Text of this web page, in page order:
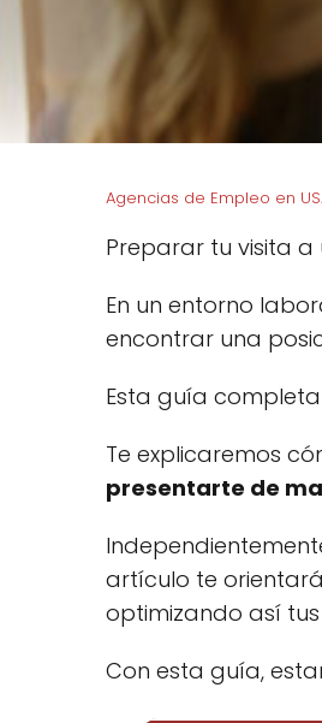
Agencias de Empleo en
Preparar tu visita a
En un entorno
encontrar una
Esta guía
Te explicaremos
presentarte de
artículo te
optimizando así
Con esta guía,